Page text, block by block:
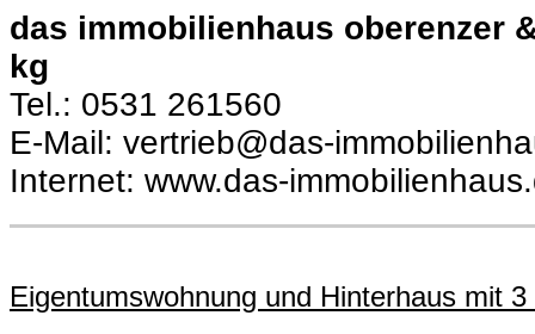
das immobilienhaus oberenzer
kg
Tel.: 0531 261560
E-Mail: vertrieb@das-
Internet: www.das-
Eigentumswohnung und Hinterhaus mit